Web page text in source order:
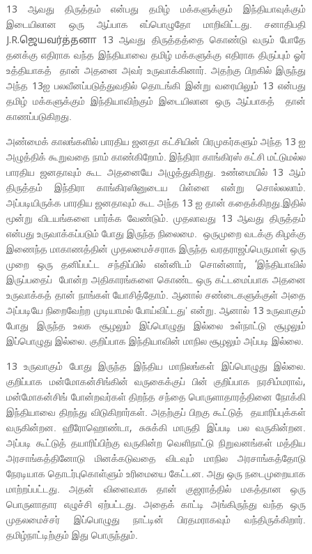
13 ஆவது திருத்தம் என்பது தமிழ் மக்களுக்கும் இந்தியாவுக்கும்
இடையிலான ஒரு ஆப்பாக எப்பொழுதோ மாறிவிட்டது. சனாதிபதி
J.R.ஜெயவர்த்தனா 13 ஆவது திருத்தத்தை கொண்டு வரும் போதே
தனக்கு எதிராக வந்த இந்தியாவை தமிழ் மக்களுக்கு எதிராக திருப்பும் ஓர்
உத்தியாகத் தான் அதனை அவர் உருவாக்கினார். அதற்கு பிறகில் இருந்து
அந்த 13ஐ பலவீனப்படுத்துவதில் தொடங்கி இன்று வரையிலும் 13 என்பது
தமிழ் மக்களுக்கும் இந்தியாவிற்கும் இடையிலான ஒரு ஆப்பாகத் தான்
காணப்படுகிறது.
அண்மைக் காலங்களில் பாரதிய ஜனதா கட்சியின் பிரமுகர்களும் அந்த 13 ஐ
அழுத்திக் கூறுவதை நாம் காண்கிறோம். இந்திரா காங்கிரஸ் கட்சி மட்டுமல்ல
பாரதிய ஜனதாவும் கூட அதனையே அழுத்துகிறது. உண்மையில் 13 ஆம்
திருத்தம் இந்திரா காங்கிரஸினுடைய பிள்ளை என்று சொல்லலாம்.
அப்படியிருக்க பாரதிய ஜனதாவும் கூட அந்த 13 ஐ தான் கதைக்கிறது.இதில்
மூன்று விடயங்களை பார்க்க வேண்டும். முதலாவது 13 ஆவது திருத்தம்
என்பது உருவாக்கப்படும் போது இருந்த நிலைமை. ஒருமுறை வடக்கு கிழக்கு
இணைந்த மாகாணத்தின் முதலமைச்சராக இருந்த வரதராஜப்பெருமாள் ஒரு
முறை ஒரு தனிப்பட்ட சந்திப்பில் என்னிடம் சொன்னார், ‘இந்தியாவில்
இருப்பதைப் போன்ற அதிகாரங்களை கொண்ட ஒரு கட்டமைப்பாக அதனை
உருவாக்கத் தான் நாங்கள் யோசித்தோம். ஆனால் சண்டைகளுக்குள் அதை
அப்படியே நிறைவேற்ற முடியாமல் போய்விட்டது’ என்று. ஆனால் 13 உருவாகும்
போது இருந்த உலக சூழலும் இப்பொழுது இல்லை உள்நாட்டு சூழலும்
இப்பொழுது இல்லை. குறிப்பாக இந்தியாவின் மாநில சூழலும் அப்படி இல்லை.
13 உருவாகும் போது இருந்த இந்திய மாநிலங்கள் இப்பொழுது இல்லை.
குறிப்பாக மன்மோகன்சிங்கின் வருகைக்குப் பின் குறிப்பாக நரசிம்மராவ்,
மன்மோகன்சிங் போன்றவர்கள் திறந்த சந்தை பொருளாதாரத்தினை நோக்கி
இந்தியாவை திறந்து விடுகிறார்கள். அதற்குப் பிறகு கூட்டுத் தயாரிப்புக்கள்
வருகின்றன. ஹீரோஹொண்டா, சுசுக்கி மாருதி இப்படி பல வருகின்றன.
அப்படி கூட்டுத் தயாரிப்பிற்கு வருகின்ற வெளிநாட்டு நிறுவனங்கள் மத்திய
அரசாங்கத்தினோடு மினக்கடுவதை விடவும் மாநில அரசாங்கத்தோடு
நேரடியாக தொடர்புகொள்ளும் உரிமையை கேட்டன. அது ஒரு நடைமுறையாக
மாற்றப்பட்டது. அதன் விளைவாக தான் குஜராத்தில் மகத்தான ஒரு
பொருளாதார எழுச்சி ஏற்பட்டது. அதைக் காட்டி அங்கிருந்து வந்த ஒரு
முதலமைச்சர் இப்பொழுது நாட்டின் பிரதமராகவும் வந்திருக்கிறார்.
தமிழ்நாட்டிற்கும் இது பொருந்தும்.